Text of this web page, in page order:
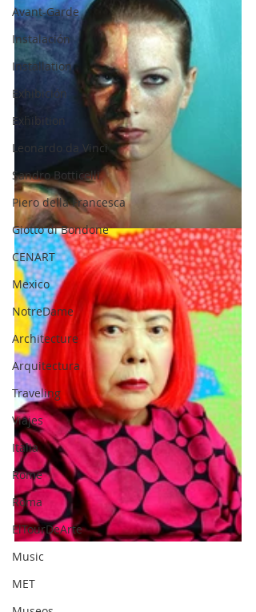
Avant-Garde
Instalación
Installation
Exhibición
Exhibition
Leonardo da Vinci
Sandro Botticelli
Piero della Francesca
Giotto di Bondone
CENART
Mexico
NotreDame
Architecture
Arquitectura
Traveling
Viajes
Italia
Rome
Roma
ElTourDeArte
Music
MET